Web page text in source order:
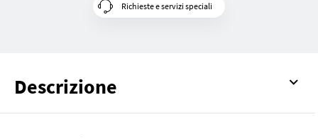
Richieste e servizi speciali
Descrizione